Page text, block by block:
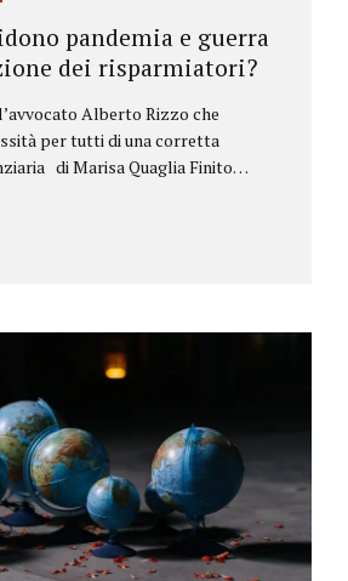
pandemia e guerra
dei risparmiatori?
Alberto Rizzo che
per tutti di una corretta
di Marisa Quaglia Finito
pandemia da Covid, possiamo
direttore generale
educazione finanziaria presieduta
Avvocato Rizzo, si sono
sulla percezione della
risparmi? Parto da una
John Ioannidis, noto
di epidemiologia e...